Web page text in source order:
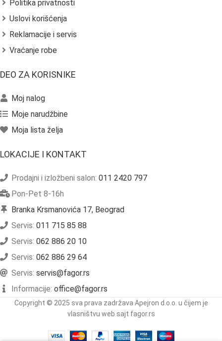
Politika privatnosti
Uslovi korišćenja
Reklamacije i servis
Vraćanje robe
DEO ZA KORISNIKE
Moj nalog
Moje narudžbine
Moja lista želja
LOKACIJE I KONTAKT
Prodajni i izložbeni salon: 011 2420 797
Pon-Pet 8-16h
Branka Krsmanovića 17, Beograd
Servis: 011 715 85 88
Servis: 062 886 20 10
Servis: 062 886 29 64
Servis: servis@fagor.rs
Informacije: office@fagor.rs
Copyright © 2025 sva prava zadržava Apejron d.o.o. u čijem je
vlasništvu web sajt fagor.rs